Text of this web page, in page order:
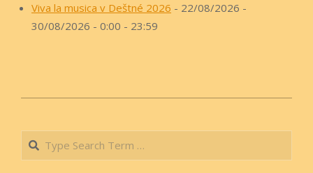
Viva la musica v Deštné 2026 - 22/08/2026 -
30/08/2026 - 0:00 - 23:59
Search